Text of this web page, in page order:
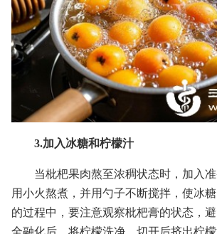
3.加入冰糖和柠檬汁
当枇杷果肉熬至浓稠状态时，加入
用小火熬煮，并用勺子不断搅拌，使冰
的过程中，要注意观察枇杷膏的状态，
全融化后，将柠檬洗净，切开后挤出柠